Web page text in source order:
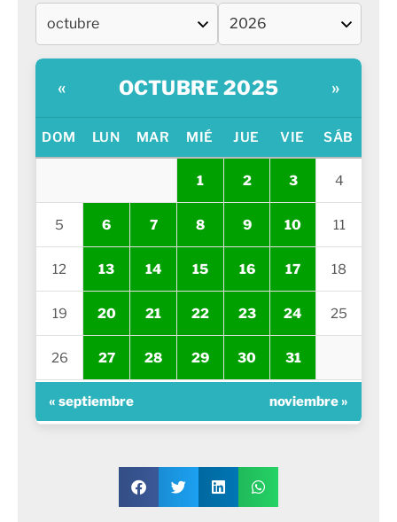
« OCTUBRE 2025 »
DOM LUN MAR MIÉ JUE VIE SÁB
1 2 3 4
5 6 7 8 9 10 11
12 13 14 15 16 17 18
19 20 21 22 23 24 25
26 27 28 29 30 31
« septiembre noviembre »